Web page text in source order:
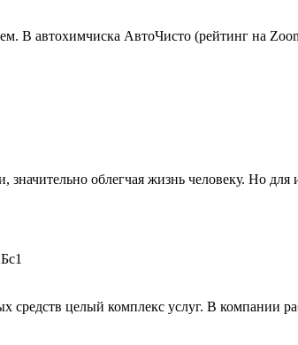
В автохимчиска АвтоЧисто (рейтинг на
облегчая жизнь человеку. Но
средств целый комплекс услуг. В компании